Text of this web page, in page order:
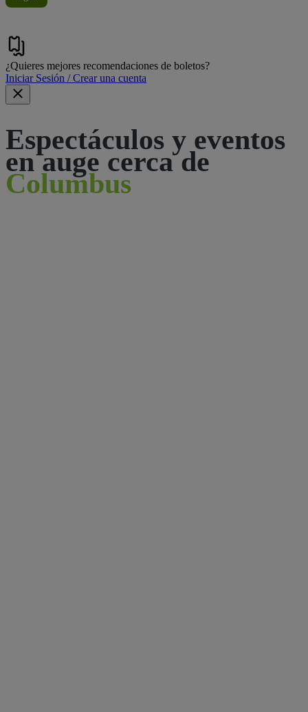
¿Quieres mejores recomendaciones de boletos?
Iniciar Sesión / Crear una cuenta
Espectáculos y eventos
en auge cerca de
Columbus